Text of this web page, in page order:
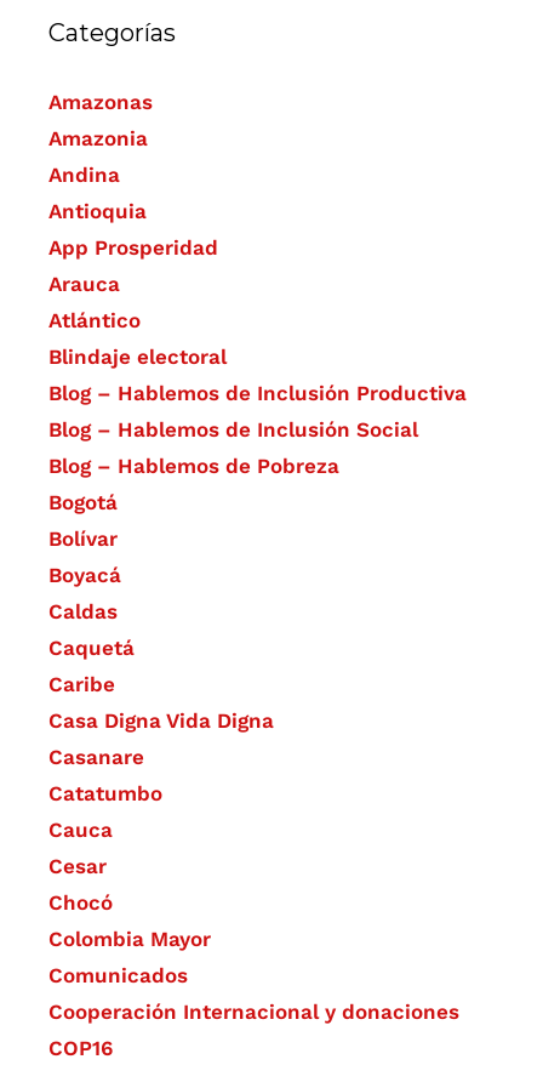
Categorías
Amazonas
Amazonia
Andina
Antioquia
App Prosperidad
Arauca
Atlántico
Blindaje electoral
Blog – Hablemos de Inclusión Productiva
Blog – Hablemos de Inclusión Social
Blog – Hablemos de Pobreza
Bogotá
Bolívar
Boyacá
Caldas
Caquetá
Caribe
Casa Digna Vida Digna
Casanare
Catatumbo
Cauca
Cesar
Chocó
Colombia Mayor
Comunicados
Cooperación Internacional y donaciones
COP16